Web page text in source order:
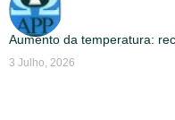
Aumento da temperatura:
3 Julho, 2026